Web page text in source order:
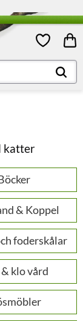
Favoriter
katter
& Koppel
foderskålar
& klo vård